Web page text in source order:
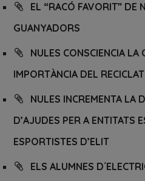
EL “RACÓ FAVORIT” DE
GUANYADORS
NULES CONSCIENCIA LA
IMPORTÀNCIA DEL
NULES INCREMENTA LA
D’AJUDES PER A ENTITATS
ESPORTISTES D’ELIT
ELS ALUMNES